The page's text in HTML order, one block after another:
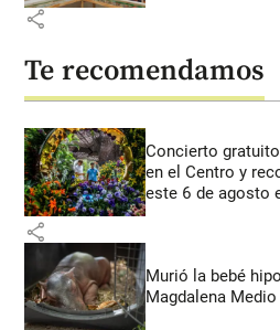
share
Te recomendamos
Concierto
en el Centro y
este 6 de agosto
share
Murió la bebé
Magdalena Medio